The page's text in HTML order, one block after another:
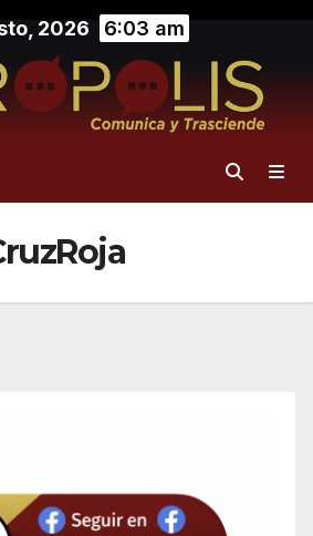
2026 6:03 am